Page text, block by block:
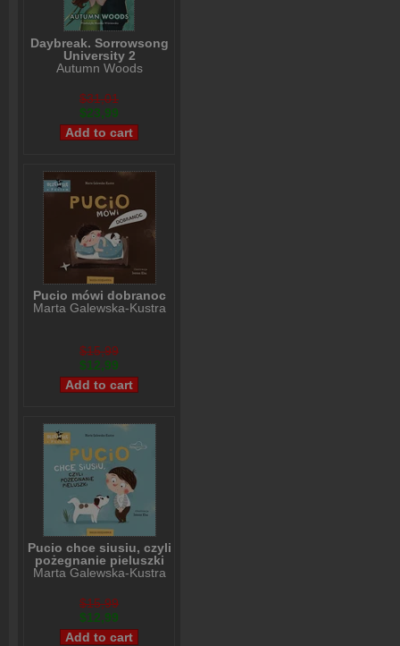
Daybreak. Sorrowsong
University 2
Autumn Woods
$31,01
$23,99
Pucio mówi dobranoc
Marta Galewska-Kustra
$15,99
$12,99
Pucio chce siusiu, czyli
pożegnanie pieluszki
Marta Galewska-Kustra
$15,99
$12,99